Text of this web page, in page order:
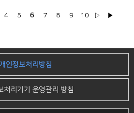
4 5 6 7 8 9 10 ▷ ▶
개인정보처리방침
처리기기 운영관리 방침